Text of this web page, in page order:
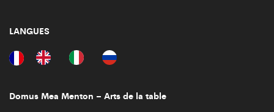
LANGUES
Domus Mea Menton – Arts de la table